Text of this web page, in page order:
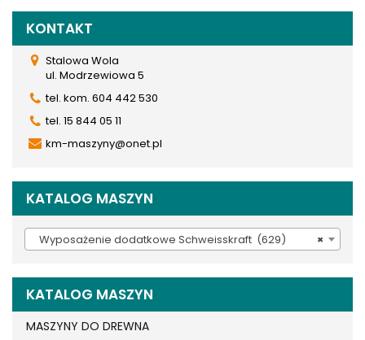
KONTAKT
Stalowa Wola
ul. Modrzewiowa 5
tel. kom. 604 442 530
tel. 15 844 05 11
km-maszyny@onet.pl
KATALOG MASZYN
×
Wyposażenie dodatkowe Schweisskraft (629)
KATALOG MASZYN
MASZYNY DO DREWNA